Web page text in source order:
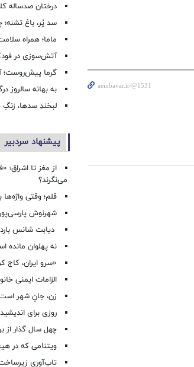
aeinbavar.ir/@1531
درختان صدساله
سد پُر، باغ
ماما؛ همراه
آتش‌سوزی در
گرما پیش‌روست؛
به بهانه سالروز
لبخندِ سدها،
پیشنهاد سردبیر
از مغز تا
می‌نگرند؟
قلم؛ وقتی
شهرنوش
دیابت شانس
نه پهلوان مانده
«سرو ایران،
الزامات ایمنی
زن، جانِ شهر
روزی برای
چهل سال گذار از
ویتنامی که در
تاب‌آوری